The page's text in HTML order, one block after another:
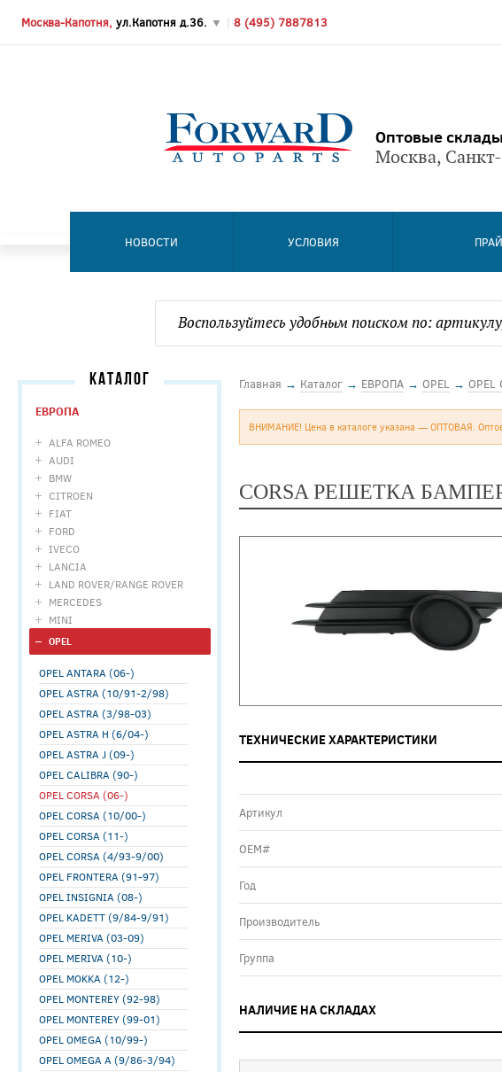
Москва-Капотня, ул.Капотня д.36. ▼ 8 (495) 7887813
Оптовые
Москва,
НОВОСТИ УСЛОВИЯ
КАТАЛОГ
ЕВРОПА
ALFA ROMEO
AUDI
BMW
CITROEN
FIAT
FORD
IVECO
LANCIA
LAND ROVER/RANGE ROVER
MERCEDES
MINI
OPEL
OPEL ANTARA (06-)
OPEL ASTRA (10/91-2/98)
OPEL ASTRA (3/98-03)
OPEL ASTRA H (6/04-)
OPEL ASTRA J (09-)
OPEL CALIBRA (90-)
OPEL CORSA (06-)
OPEL CORSA (10/00-)
OPEL CORSA (11-)
OPEL CORSA (4/93-9/00)
OPEL FRONTERA (91-97)
OPEL INSIGNIA (08-)
OPEL KADETT (9/84-9/91)
OPEL MERIVA (03-09)
OPEL MERIVA (10-)
OPEL MOKKA (12-)
OPEL MONTEREY (92-98)
OPEL MONTEREY (99-01)
OPEL OMEGA (10/99-)
OPEL OMEGA A (9/86-3/94)
Главная → Каталог → ЕВРОПА → OPEL → OPEL
ВНИМАНИЕ! Цена в каталоге указана — ОПТОВАЯ.
CORSA РЕШЕТКА
ТЕХНИЧЕСКИЕ ХАРАКТЕРИСТИКИ
Артикул
ОЕМ#
Год
Производитель
Группа
НАЛИЧИЕ НА СКЛАДАХ